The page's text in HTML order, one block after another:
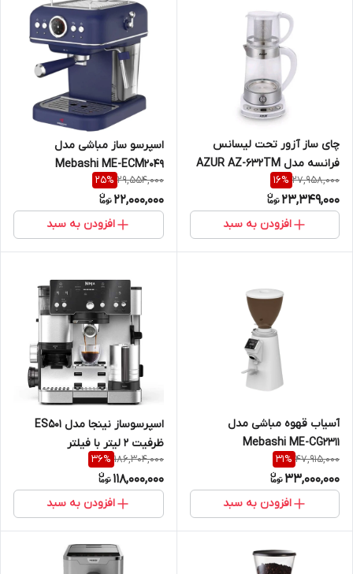
چای ساز آزور تحت لیسانس
فرانسه مدل AZUR AZ-632TM
27,958,000
16%
23,349,000
افزودن به سبد
اسپرسو ساز مباشی مدل
Mebashi ME-ECM2049
29,554,000
25%
22,000,000
افزودن به سبد
آسیاب قهوه مباشی مدل
Mebashi ME-CG2311
47,915,000
31%
33,000,000
افزودن به سبد
اسپرسوساز نینجا مدل ES501
ظرفیت ۲ لیتر با فیلتر
استیلNINJA
186,304,000
36%
118,000,000
افزودن به سبد